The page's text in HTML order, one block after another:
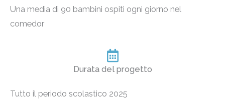
Una media di 90 bambini ospiti ogni giorno nel
comedor
Durata del progetto
Tutto il periodo scolastico 2025